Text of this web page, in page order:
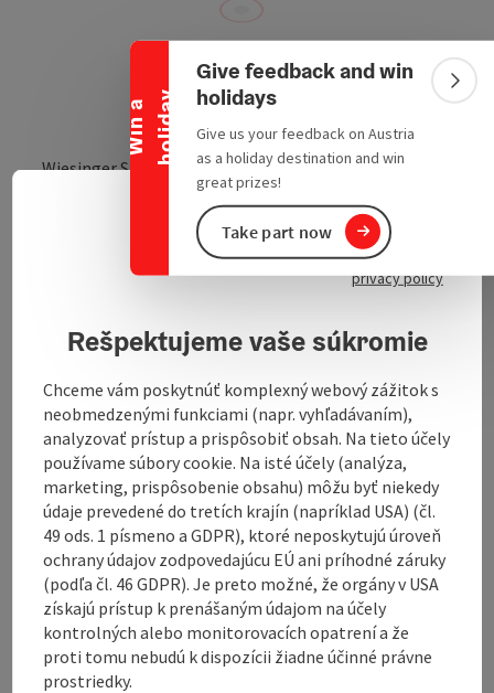
W
i
n
a
h
o
l
i
d
a y
Collapse banner
Give feedback and win
holidays
Give us your feedback on Austria
as a holiday destination and win
great prizes!
Take part now
Wiesinger Straße 18
Contact
Arrival
Accessibility
Send inquiry
To the website
privacy policy
Rešpektujeme vaše súkromie
Chceme vám poskytnúť komplexný webový zážitok s
neobmedzenými funkciami (napr. vyhľadávaním),
analyzovať prístup a prispôsobiť obsah. Na tieto účely
používame súbory cookie. Na isté účely (analýza,
marketing, prispôsobenie obsahu) môžu byť niekedy
údaje prevedené do tretích krajín (napríklad USA) (čl.
49 ods. 1 písmeno a GDPR), ktoré neposkytujú úroveň
ochrany údajov zodpovedajúcu EÚ ani príhodné záruky
(podľa čl. 46 GDPR). Je preto možné, že orgány v USA
získajú prístup k prenášaným údajom na účely
kontrolných alebo monitorovacích opatrení a že
proti tomu nebudú k dispozícii žiadne účinné právne
prostriedky.